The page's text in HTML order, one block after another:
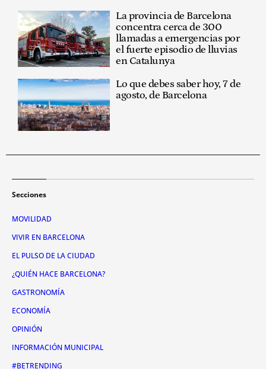
La provincia de Barcelona
concentra cerca de 300
llamadas a emergencias por
el fuerte episodio de lluvias
en Catalunya
Lo que debes saber hoy, 7 de
agosto, de Barcelona
Secciones
MOVILIDAD
VIVIR EN BARCELONA
EL PULSO DE LA CIUDAD
¿QUIÉN HACE BARCELONA?
GASTRONOMÍA
ECONOMÍA
OPINIÓN
INFORMACIÓN MUNICIPAL
#BETRENDING